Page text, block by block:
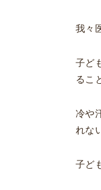
我々
子ど
るこ
冷や
れな
子ど